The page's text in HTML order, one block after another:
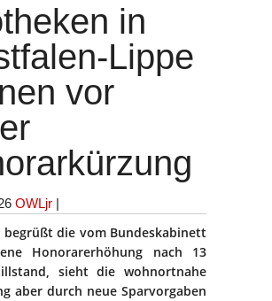
in
Lippe
vor
OWLjr |
begrüßt die vom Bundeskabinett
Honorarerhöhung nach 13
sieht die wohnortnahe
aber durch neue Sparvorgaben